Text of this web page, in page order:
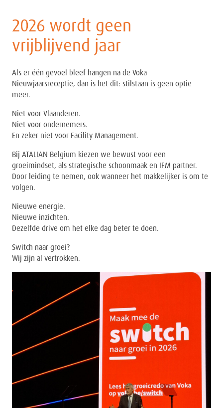
2026 wordt geen
vrijblijvend jaar
Als er één gevoel bleef hangen na de Voka
Nieuwjaarsreceptie, dan is het dit: stilstaan is geen optie
meer.
Niet voor Vlaanderen.
Niet voor ondernemers.
En zeker niet voor Facility Management.
Bij ATALIAN Belgium kiezen we bewust voor een
groeimindset, als strategische schoonmaak en IFM partner.
Door leiding te nemen, ook wanneer het makkelijker is om te
volgen.
Nieuwe energie.
Nieuwe inzichten.
Dezelfde drive om het elke dag beter te doen.
Switch naar groei?
Wij zijn al vertrokken.